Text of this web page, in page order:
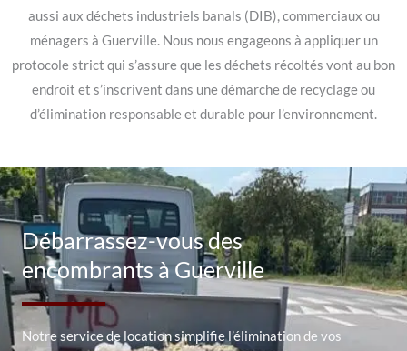
aussi aux déchets industriels banals (DIB), commerciaux ou
ménagers à Guerville. Nous nous engageons à appliquer un
protocole strict qui s’assure que les déchets récoltés vont au bon
endroit et s’inscrivent dans une démarche de recyclage ou
d’élimination responsable et durable pour l’environnement.
Débarrassez-vous des
encombrants à Guerville
Notre service de location simplifie l’élimination de vos